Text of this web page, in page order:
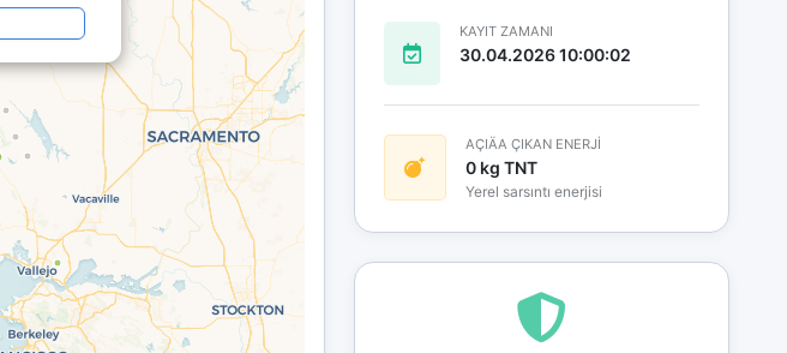
KAYIT ZAMANI
30.04.2026 10:00:02
AÇIÄA ÇIKAN ENERJİ
0 kg TNT
Yerel sarsıntı enerjisi